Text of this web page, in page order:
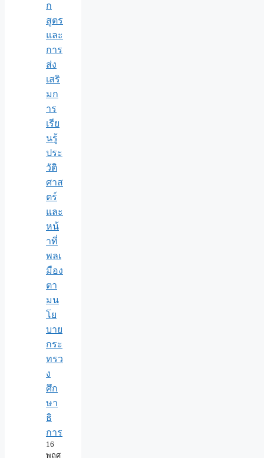
ก
สูตร
และ
การ
ส่ง
เสริ
มก
าร
เรีย
นรู้
ประ
วัติ
ศาส
ตร์
และ
หน้
าที่
พลเ
มือง
ตา
มน
โย
บาย
กระ
ทรว
ง
ศึก
ษา
ธิ
การ
16
พฤศ